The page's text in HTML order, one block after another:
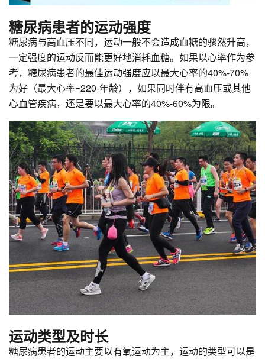
糖尿病患者的运动强度
糖尿病与高血压不同，运动一般不会造成血糖的骤然升高，
一定强度的运动反而能更好地消耗血糖。如果以心率作为参
考，糖尿病患者的最佳运动强度应以最大心率的40%-70%
为好（最大心率=220-年龄），如果同时伴有高血压或其他
心血管疾病，还是要以最大心率的40%-60%为限。
运动类型及时长
糖尿病患者的运动主要以有氧运动为主，运动的类型可以是